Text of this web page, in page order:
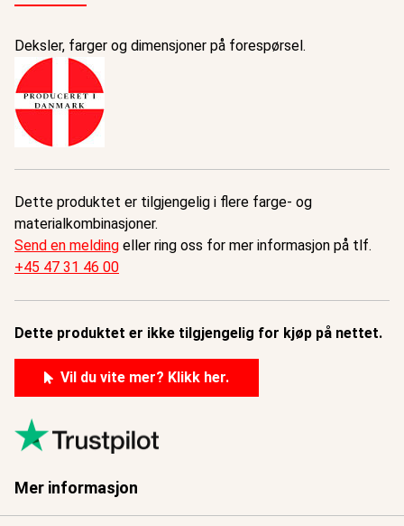
Deksler, farger og dimensjoner på forespørsel.
Dette produktet er tilgjengelig i flere farge- og
materialkombinasjoner.
Send en melding eller ring oss for mer informasjon på tlf.
+45 47 31 46 00
Dette produktet er ikke tilgjengelig for kjøp på nettet.
Vil du vite mer? Klikk her.
Mer informasjon